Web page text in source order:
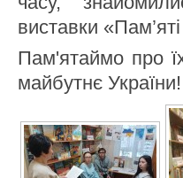
виставки
Пам'ятаймо про
майбутнє України!